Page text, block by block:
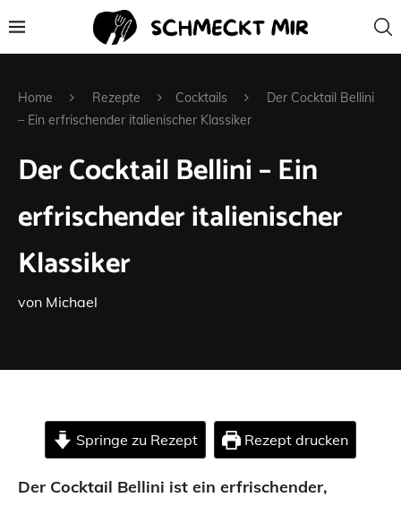
Home Rezepte Cocktails
Der Cocktail Bellini
– Ein erfrischender italienischer Klassiker
Der Cocktail Bellini – Ein
erfrischender italienischer
Klassiker
von Michael
Springe zu Rezept Rezept drucken
Der Cocktail Bellini ist ein erfrischender,